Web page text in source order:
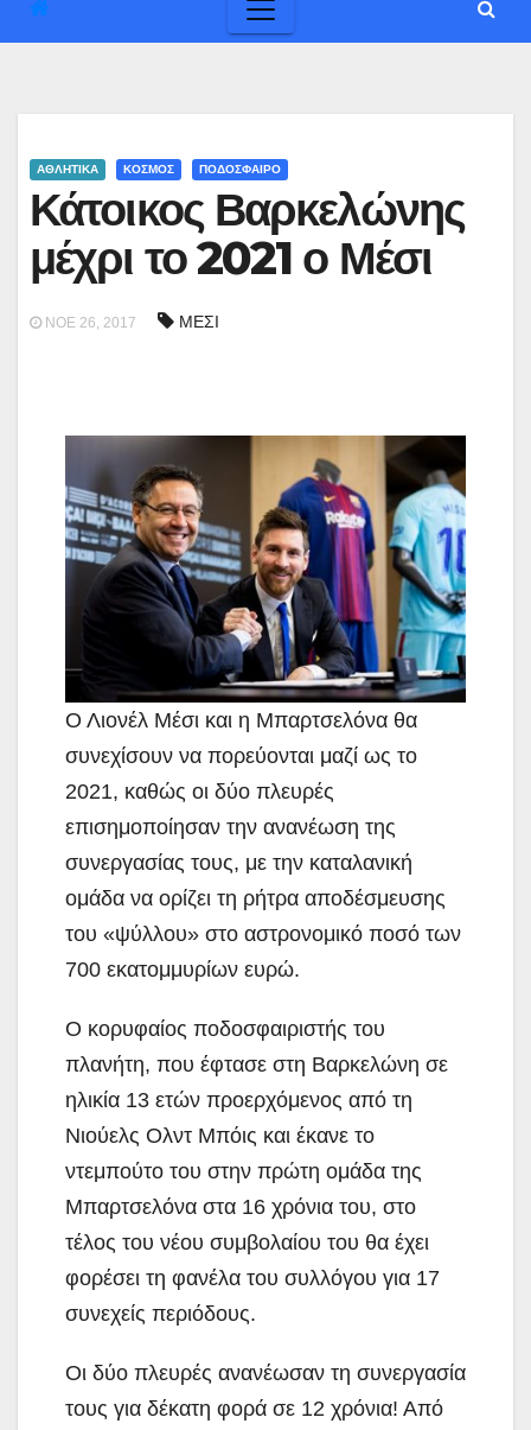
ΑΘΛΗΤΙΚΑ ΚΟΣΜΟΣ ΠΟΔΟΣΦΑΙΡΟ
Κάτοικος Βαρκελώνης
μέχρι το 2021 ο Μέσι
ΝΟΈ 26, 2017 ΜΕΣΙ
Ο Λιονέλ Μέσι και η Μπαρτσελόνα θα
συνεχίσουν να πορεύονται μαζί ως το
2021, καθώς οι δύο πλευρές
επισημοποίησαν την ανανέωση της
συνεργασίας τους, με την καταλανική
ομάδα να ορίζει τη ρήτρα αποδέσμευσης
του «ψύλλου» στο αστρονομικό ποσό των
700 εκατομμυρίων ευρώ.
Ο κορυφαίος ποδοσφαιριστής του
πλανήτη, που έφτασε στη Βαρκελώνη σε
ηλικία 13 ετών προερχόμενος από τη
Νιούελς Ολντ Μπόις και έκανε το
ντεμπούτο του στην πρώτη ομάδα της
Μπαρτσελόνα στα 16 χρόνια του, στο
τέλος του νέου συμβολαίου του θα έχει
φορέσει τη φανέλα του συλλόγου για 17
συνεχείς περιόδους.
Οι δύο πλευρές ανανέωσαν τη συνεργασία
τους για δέκατη φορά σε 12 χρόνια! Από